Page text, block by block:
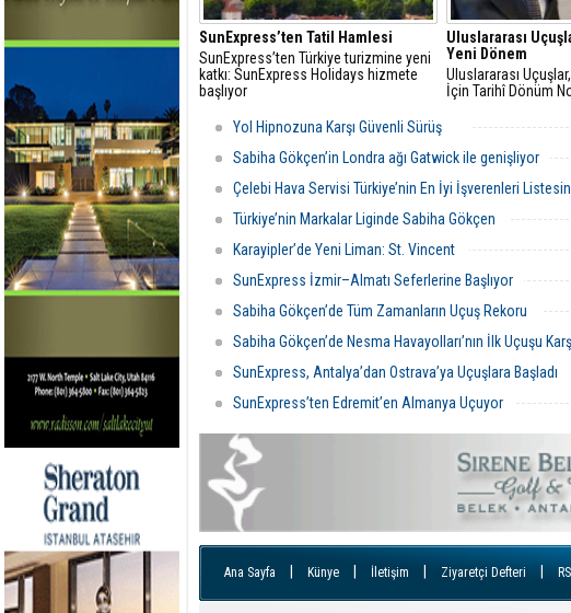
SunExpress’ten Tatil Hamlesi
SunExpress’ten Türkiye turizmine yeni
katkı: SunExpress Holidays hizmete
başlıyor
Uluslararası
Yeni Dönem
Uluslararası
İçin Tarihî Dönüm
Yol Hipnozuna Karşı Güvenli Sürüş
Sabiha Gökçen’in Londra ağı Gatwick ile genişliyor
Çelebi Hava Servisi Türkiye’nin En İyi İşverenleri
Türkiye’nin Markalar Liginde Sabiha Gökçen
Karayipler’de Yeni Liman: St. Vincent
SunExpress İzmir–Almatı Seferlerine Başlıyor
Sabiha Gökçen’de Tüm Zamanların Uçuş Rekoru
Sabiha Gökçen’de Nesma Havayolları’nın İlk Uçuşu
SunExpress, Antalya’dan Ostrava’ya Uçuşlara Başladı
SunExpress’ten Edremit’en Almanya Uçuyor
Ana Sayfa Künye İletişim Ziyaretçi Defteri